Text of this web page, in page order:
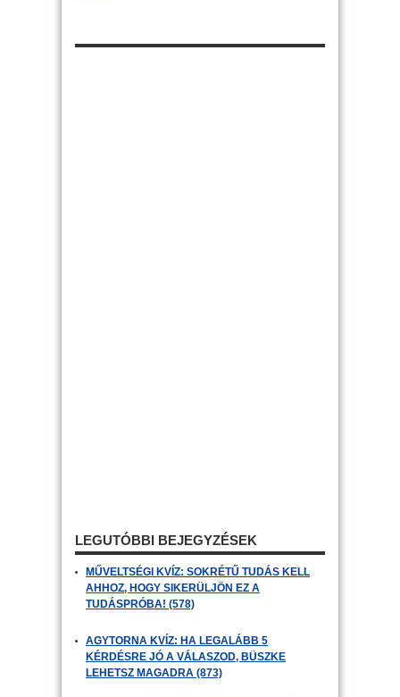
LEGUTÓBBI BEJEGYZÉSEK
MŰVELTSÉGI KVÍZ: SOKRÉTŰ TUDÁS KELL
AHHOZ, HOGY SIKERÜLJÖN EZ A
TUDÁSPRÓBA! (578)
AGYTORNA KVÍZ: HA LEGALÁBB 5
KÉRDÉSRE JÓ A VÁLASZOD, BÜSZKE
LEHETSZ MAGADRA (873)